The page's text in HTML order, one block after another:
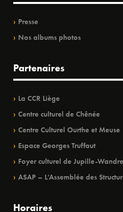
Presse
Nos albums photos
Partenaires
La CCR Liège
Centre culturel de Chênée
Centre Culturel Ourthe et Meuse
Espace Georges Truffaut
Foyer culturel de Jupille-Wandre
ASAP – L’Assemblée des
Horaires